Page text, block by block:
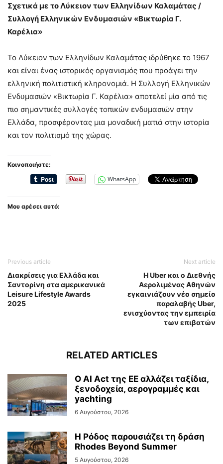
Σχετικά με το Λύκειον των Ελληνίδων Καλαμάτας /
Συλλογή Ελληνικών Ενδυμασιών «Βικτωρία Γ.
Καρέλια»
Το Λύκειον των Ελληνίδων Καλαμάτας ιδρύθηκε το 1967
και είναι ένας ιστορικός οργανισμός που προάγει την
ελληνική πολιτιστική κληρονομιά. Η Συλλογή Ελληνικών
Ενδυμασιών «Βικτωρία Γ. Καρέλια» αποτελεί μία από τις
πιο σημαντικές συλλογές τοπικών ενδυμασιών στην
Ελλάδα, προσφέροντας μια μοναδική ματιά στην ιστορία
και τον πολιτισμό της χώρας.
Κοινοποιήστε:
WhatsApp
Μου αρέσει αυτό:
Previous article
Διακρίσεις για Ελλάδα και
Σαντορίνη στα αμερικανικά
Leisure Lifestyle Awards
2025
Next article
Η Uber και ο Διεθνής
Αερολιμένας Αθηνών
εγκαινιάζουν νέο σημείο
παραλαβής Uber,
ενισχύοντας την εμπειρία
των επιβατών
RELATED ARTICLES
Ο AI Act της ΕΕ αλλάζει ταξίδια,
ξενοδοχεία, αερογραμμές και
yachting
6 Αυγούστου, 2026
Η Ρόδος παρουσιάζει τη δράση
Rhodes Beyond Summer
5 Αυγούστου, 2026